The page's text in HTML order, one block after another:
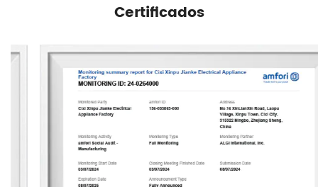
Certificados